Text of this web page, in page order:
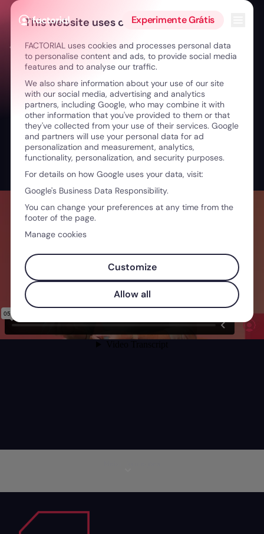
Ir para o conteúdo
Experimente Grátis
← De engenharia para o retalho: liderar proximidade
This website uses cookies
FACTORIAL uses cookies and processes personal data
to personalise content and ads, to provide social media
features and to analyse our traffic.
We also share information about your use of our site
with our social media, advertising and analytics
partners, including Google, who may combine it with
other information that you've provided to them or that
they've collected from your use of their services. Google
and partners will use your personal data for ad
personalization and measurement, analytics,
functionality, personalization, and security purposes.
For details on how Google uses your data, visit:
Google's Business Data Responsibility.
You can change your preferences at any time from the
footer of the page.
Manage cookies
Customize
Allow all